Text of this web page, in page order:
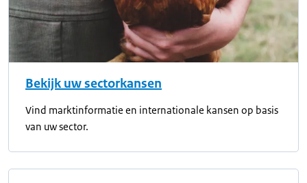
Bekijk uw sectorkansen
Vind marktinformatie en internationale kansen op basis
van uw sector.